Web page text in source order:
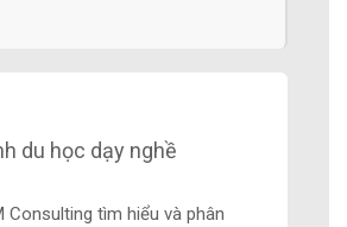
du học dạy nghề
Consulting tìm hiểu và phân